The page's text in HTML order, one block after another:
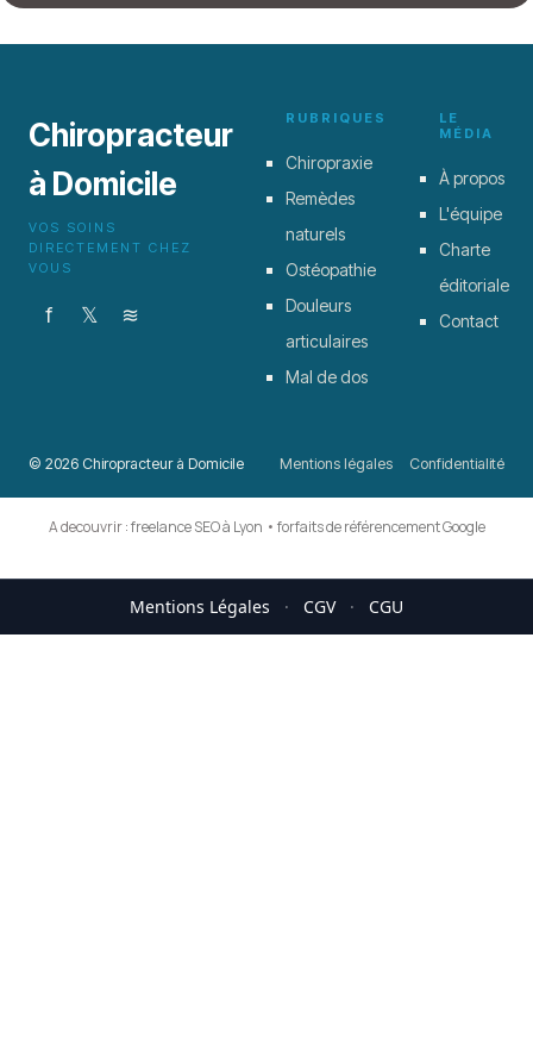
Chiropracteur
à Domicile
VOS SOINS
DIRECTEMENT CHEZ
VOUS
f 𝕏 ≋
RUBRIQUES
Chiropraxie
Remèdes
naturels
Ostéopathie
Douleurs
articulaires
Mal de dos
LE
MÉDIA
À propos
L'équipe
Charte
éditoriale
Contact
© 2026 Chiropracteur à Domicile Mentions légales Confidentialité
A decouvrir :freelance SEO à Lyon • forfaits de référencement Google
Mentions Légales · CGV · CGU